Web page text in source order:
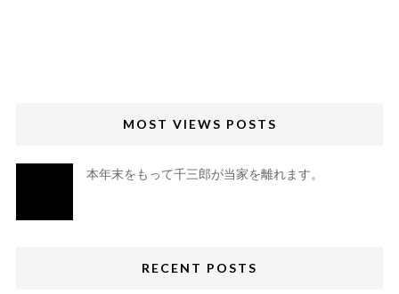
MOST VIEWS POSTS
本年末をもって千三郎が当家を離れます。
RECENT POSTS